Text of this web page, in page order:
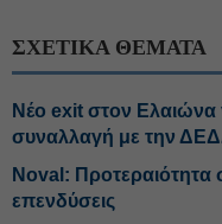
ΣΧΕΤΙΚΑ ΘΕΜΑΤΑ
Νέο exit στον Ελαιώνα
συναλλαγή με την
Noval: Προτεραιότητα
επενδύσεις